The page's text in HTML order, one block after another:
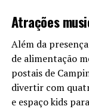
Atrações
Além da
de alimentação
postais de
divertir com
e espaço kids